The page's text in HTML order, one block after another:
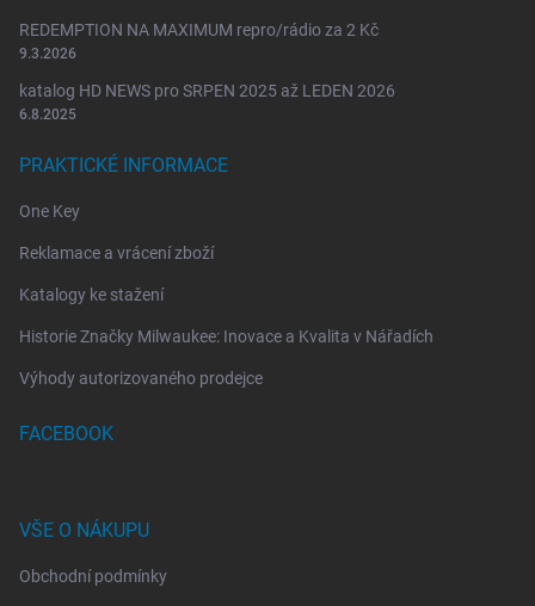
REDEMPTION NA MAXIMUM repro/rádio za 2 Kč
9.3.2026
katalog HD NEWS pro SRPEN 2025 až LEDEN 2026
6.8.2025
PRAKTICKÉ INFORMACE
One Key
Reklamace a vrácení zboží
Katalogy ke stažení
Historie Značky Milwaukee: Inovace a Kvalita v Nářadích
Výhody autorizovaného prodejce
FACEBOOK
VŠE O NÁKUPU
Obchodní podmínky